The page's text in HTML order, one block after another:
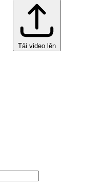
Tải video lên